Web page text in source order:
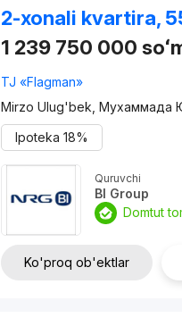
2-xonali kvartira,
1 239 750 000
TJ «Flagman»
Mirzo Ulug'bek, Мухаммада
Ipoteka18%
Quruvchi
BI Group
Domtut
Ko'proq ob'ektlar